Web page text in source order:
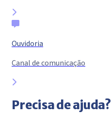
Ouvidoria
Canal de comunicação
Precisa de ajuda?